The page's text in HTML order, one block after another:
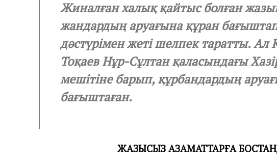
Жиналған халық қайтыс болған
жандардың аруағына құран
дәстүрімен жеті шелпек таратты. Ал
Тоқаев Нұр-Сұлтан қаласындағы
мешітіне барып, құрбандардың
бағыштаған.
ЖАЗЫҚСЫЗ АЗАМАТТАРҒА